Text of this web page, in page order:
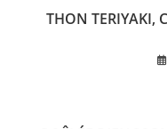
THON TERIYAKI,